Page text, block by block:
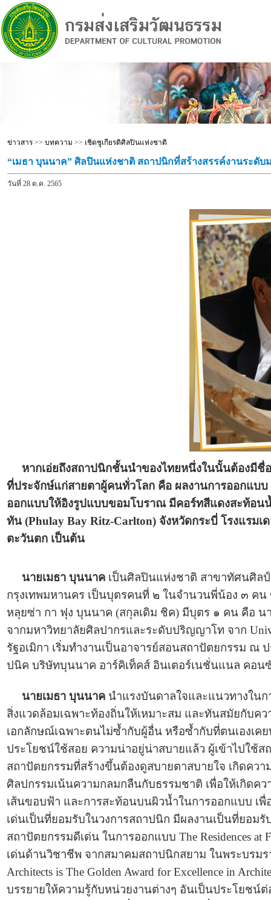
ข่าวสาร>> บทความ >> เชิดชูเกียรติศิลปินแห่งชาติ
“เมธา บุนนาค” ศิลปินแห่งชาติ สถาปนิกที่สร้างสรรค์งานระดับ
วันที่ 28 ต.ค. 2565
หากเอ่ยถึงสถาปนิกชั้นนำของไทยหนึ่งในนั้นต้องมีชื่
ที่ประจักษ์แก่สายตาผู้คนทั่วโลก คือ ผลงานการออกแบบ
ออกแบบให้อิงรูปแบบขอมโบราณ มีคอร์ทสีแดงสะท้อน
ทัน (Phulay Bay Ritz-Carlton) จังหวัดกระบี่ โรงแรม
ตะวันตก เป็นต้น
นายเมธา บุนนาคเป็นศิลปินแห่งชาติ สาขาทัศนศิล
กรุงเทพมหานคร เป็นบุตรคนที่ ๒ ในจำนวนพี่น้อง ๓ ค
หลุยซ่า กา ฟุง บุนนาค (สกุลเดิม ชิค) มีบุตร ๑ คน คือ
จากมหาวิทยาลัยศิลปากรและระดับปริญญาโท จาก
รัฐอเมิกา เริ่มทำงานเป็นอาจารย์สอนสถาปัตยกรรม ณ
ปนิค บริษัทบุนนาค อาร์คิเท็คส์ อินเตอร์เนชั่นแนล คอน
นายเมธา บุนนาคนำแรงบันดาลใจและแนวทางในก
สิ่งแวดล้อมเฉพาะท้องถิ่นให้เหมาะสม และทันสมัยกับค
เอกลักษณ์เฉพาะตนไม่ซ้ำกับผู้อื่น หรือซ้ำกับที่ตนเองเค
ประโยชน์ใช้สอย ความน่าอยู่น่าสบายแล้ว ผู้เข้าไปใช้
สถาปัตยกรรมที่สร้างขึ้นต้องดูสบายตาสบายใจ เกิดคว
ศิลปกรรมเน้นความกลมกลืนกับธรรมชาติ เพื่อให้เกิดค
เส้นขอบฟ้า และการสะท้อนบนผิวน้ำในการออกแบบ เ
เด่นเป็นที่ยอมรับในวงการสถาปนิก มีผลงานเป็นที่ยอมรั
สถาปัตยกรรมดีเด่น ในการออกแบบ The Residences at
เด่นด้านวิชาชีพ จากสมาคมสถาปนิกสยาม ในพระบรมร
Architects is The Golden Award for Excellence in
บรรยายให้ความรู้กับหน่วยงานต่างๆ อันเป็นประโยชน์